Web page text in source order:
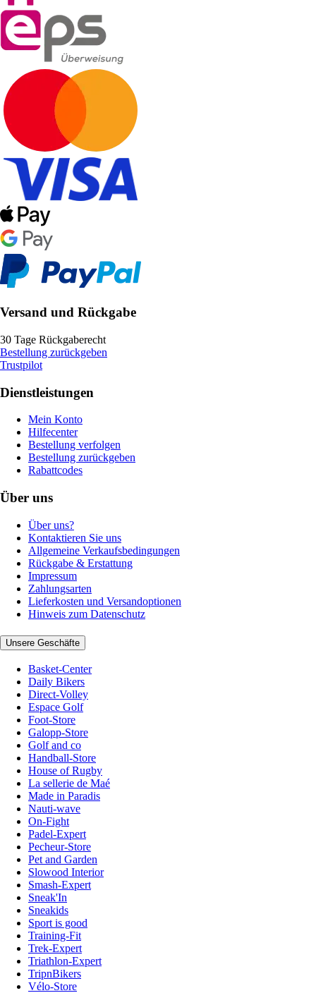
Versand und Rückgabe
30 Tage Rückgaberecht
Bestellung zurückgeben
Trustpilot
Dienstleistungen
Mein Konto
Hilfecenter
Bestellung verfolgen
Bestellung zurückgeben
Rabattcodes
Über uns
Über uns?
Kontaktieren Sie uns
Allgemeine Verkaufsbedingungen
Rückgabe & Erstattung
Impressum
Zahlungsarten
Lieferkosten und Versandoptionen
Hinweis zum Datenschutz
Unsere Geschäfte
Basket-Center
Daily Bikers
Direct-Volley
Espace Golf
Foot-Store
Galopp-Store
Golf and co
Handball-Store
House of Rugby
La sellerie de Maé
Made in Paradis
Nauti-wave
On-Fight
Padel-Expert
Pecheur-Store
Pet and Garden
Slowood Interior
Smash-Expert
Sneak'In
Sneakids
Sport is good
Training-Fit
Trek-Expert
Triathlon-Expert
TripnBikers
Vélo-Store